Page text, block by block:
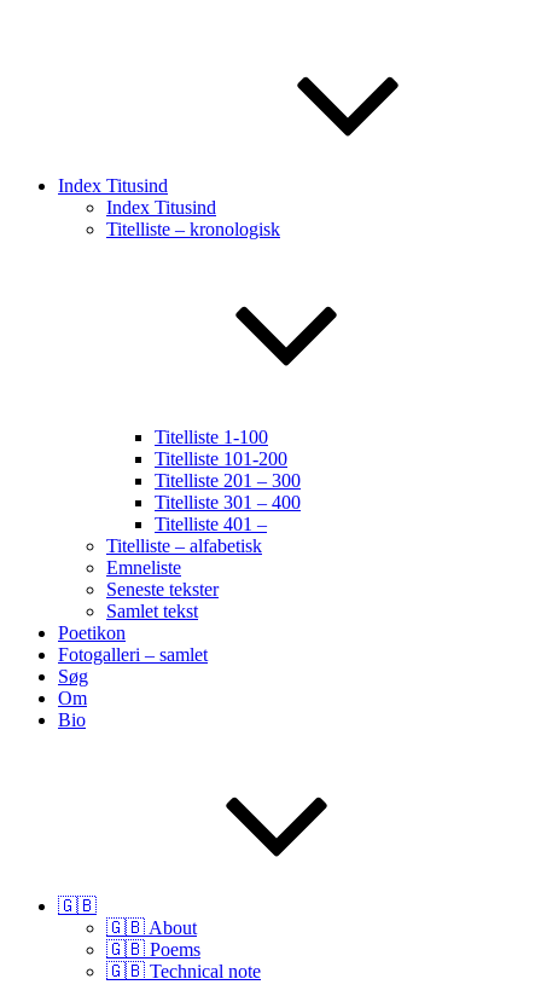
Index Titusind
Index Titusind
Titelliste – kronologisk
Titelliste 1-100
Titelliste 101-200
Titelliste 201 – 300
Titelliste 301 – 400
Titelliste 401 –
Titelliste – alfabetisk
Emneliste
Seneste tekster
Samlet tekst
Poetikon
Fotogalleri – samlet
Søg
Om
Bio
🇬🇧
🇬🇧 About
🇬🇧 Poems
🇬🇧 Technical note